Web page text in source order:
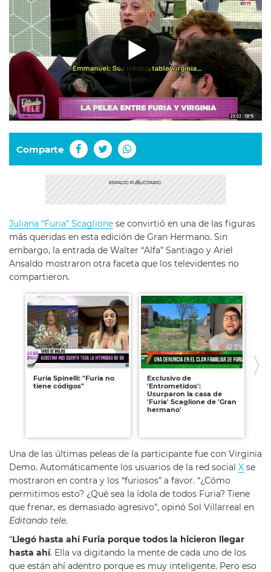
Comparte
Juliana “Furia” Scaglione se convirtió en una de las figuras
más queridas en esta edición de Gran Hermano. Sin
embargo, la entrada de Walter “Alfa” Santiago y Ariel
Ansaldo mostraron otra faceta que los televidentes no
compartieron.
Furia Spinelli: "Furia no
tiene códigos"
Exclusivo de
'Entrometidos':
Usurparon la casa de
'Furia' Scaglione de 'Gran
hermano'
Una de las últimas peleas de la participante fue con Virginia
Demo. Automáticamente los usuarios de la red social X se
mostraron en contra y los “furiosos” a favor. “¿Cómo
permitimos esto? ¿Qué sea la ídola de todos Furia? Tiene
que frenar, es demasiado agresivo”, opinó Sol Villarreal en
Editando tele.
“Llegó hasta ahí Furia porque todos la hicieron llegar
hasta ahí. Ella va digitando la mente de cada uno de los
que están ahí adentro porque es muy inteligente. Pero eso